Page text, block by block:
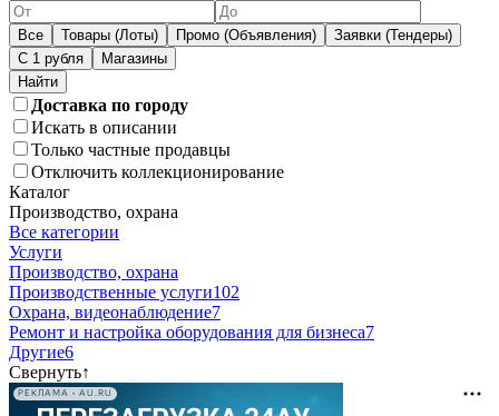
Все Товары (Лоты) Промо (Объявления)
Заявки (Тендеры)
С 1 рубля
Магазины
Доставка по городу
Искать в описании
Только частные продавцы
Отключить коллекционирование
Каталог
Производство, охрана
Все категории
Услуги
Производство, охрана
Производственные услуги102
Охрана, видеонаблюдение7
Ремонт и настройка оборудования для бизнеса7
Другие6
Свернуть↑
РЕКЛАМА • AU.RU